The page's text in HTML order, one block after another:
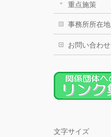
重点施策
事務所所在地
お問い合わせ
文字サイズ